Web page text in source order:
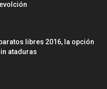
libres 2016, la opción
ataduras